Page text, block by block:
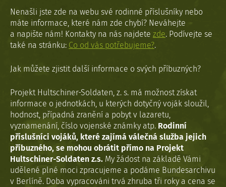
Nenašli jste zde na webu své rodinné příslušníky nebo
máte informace, které nám zde chybí? Neváhejte
a napište nám! Kontakty na nás najdete zde. Podívejte se
také na stránku: Co od vás potřebujeme?.
Jak můžete zjistit další informace o svých příbuzných?
Projekt Hultschiner-Soldaten, z. s. má možnost získat
informace o jednotkách, u kterých dotyčný voják sloužil,
hodnost, případná zranění a pobyt v lazaretu,
vyznamenání, číslo vojenské známky atp. Rodinní
příslušníci vojáků, které zajímá válečná služba jejich
příbuzného, se mohou obrátit přímo na Projekt
Hultschiner-Soldaten z.s. My žádost na základě Vámi
udělené plné moci zpracujeme a podáme Bundesarchivu
v Berlíně. Doba vypracováni trvá zhruba tři roky a cena se